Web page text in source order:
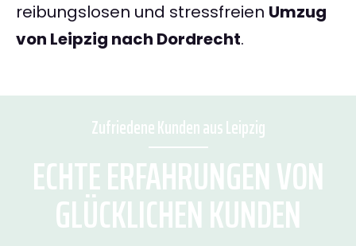
reibungslosen und stressfreien Umzug
von Leipzig nach Dordrecht.
Zufriedene Kunden aus Leipzig
ECHTE ERFAHRUNGEN VON
GLÜCKLICHEN KUNDEN